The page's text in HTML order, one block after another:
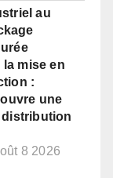
au
mise en
:
une
distribution
8 2026